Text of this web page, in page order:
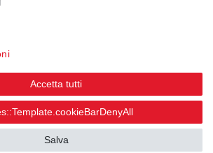
Accetta tutti
Salva
planted